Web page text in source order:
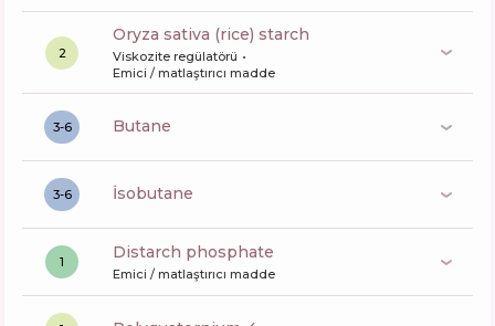
2
oryza sativa (rice) starch
Viskozite regülatörü
Emici / matlaştırıcı madde
3-6 butane
3-6 isobutane
1 distarch phosphate
Emici / matlaştırıcı madde